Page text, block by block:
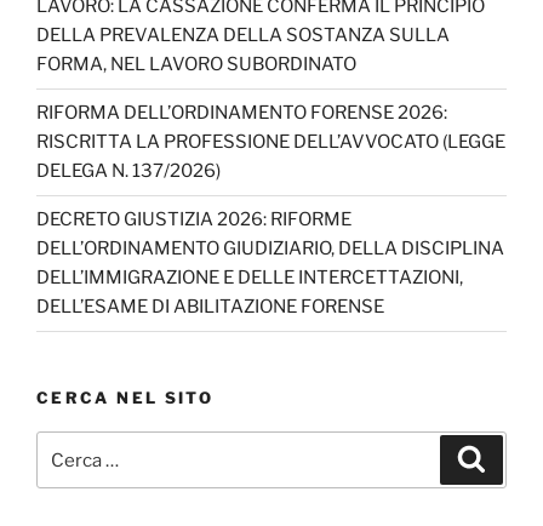
LAVORO: LA CASSAZIONE CONFERMA IL PRINCIPIO
DELLA PREVALENZA DELLA SOSTANZA SULLA
FORMA, NEL LAVORO SUBORDINATO
RIFORMA DELL’ORDINAMENTO FORENSE 2026:
RISCRITTA LA PROFESSIONE DELL’AVVOCATO (LEGGE
DELEGA N. 137/2026)
DECRETO GIUSTIZIA 2026: RIFORME
DELL’ORDINAMENTO GIUDIZIARIO, DELLA DISCIPLINA
DELL’IMMIGRAZIONE E DELLE INTERCETTAZIONI,
DELL’ESAME DI ABILITAZIONE FORENSE
CERCA NEL SITO